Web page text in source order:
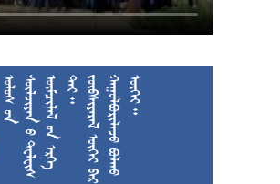
 






































 